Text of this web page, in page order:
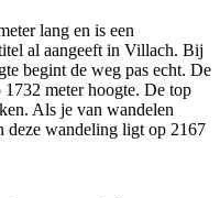
lang en is een
al aangeeft in Villach. Bij
begint de weg pas echt. De
meter hoogte. De top
Als je van wandelen
deze wandeling ligt op 2167